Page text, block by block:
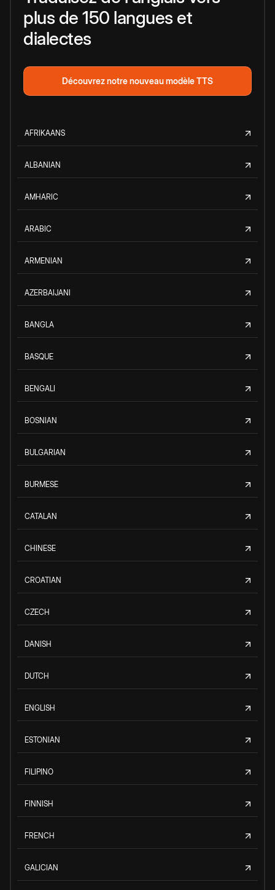
plus de 150 langues et
dialectes
Découvrez notre nouveau modèle TTS
AFRIKAANS
ALBANIAN
AMHARIC
ARABIC
ARMENIAN
AZERBAIJANI
BANGLA
BASQUE
BENGALI
BOSNIAN
BULGARIAN
BURMESE
CATALAN
CHINESE
CROATIAN
CZECH
DANISH
DUTCH
ENGLISH
ESTONIAN
FILIPINO
FINNISH
FRENCH
GALICIAN